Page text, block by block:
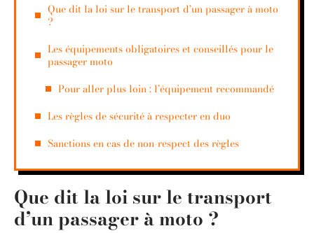
Que dit la loi sur le transport d’un passager à moto
?
Les équipements obligatoires et conseillés pour le
passager moto
Pour aller plus loin : l’équipement recommandé
Les règles de sécurité à respecter en duo
Sanctions en cas de non-respect des règles
Que dit la loi sur le transport
d’un passager à moto ?